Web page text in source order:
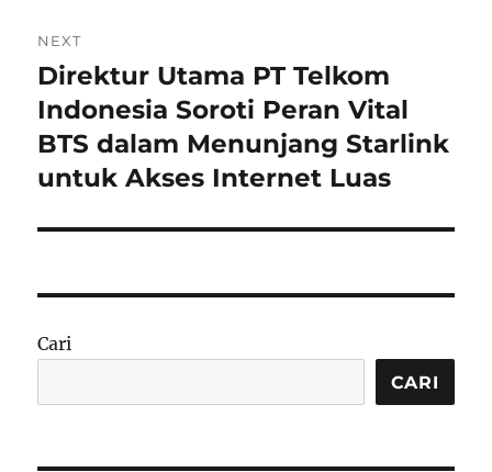
NEXT
Next
post:
Direktur Utama PT Telkom
Indonesia Soroti Peran Vital
BTS dalam Menunjang Starlink
untuk Akses Internet Luas
Cari
CARI